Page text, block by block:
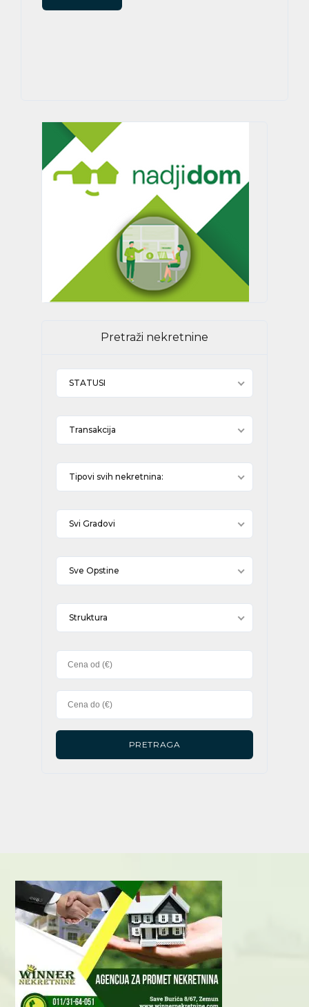
Pretraži nekretnine
STATUSI
Transakcija
Tipovi svih nekretnina:
Svi Gradovi
Sve Opstine
Struktura